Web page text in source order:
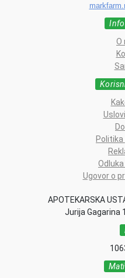
O
Ugovor o
APOTEKARSKA
Jurija Gagarina